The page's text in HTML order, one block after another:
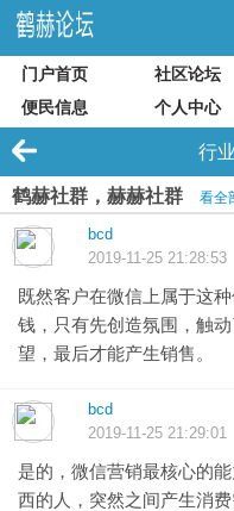
门户首页 社区论坛
便民信息
个人中心
行
鹤赫社群，赫赫社群 看全
bcd
2019-11-25 21:28:53
既然客户在微信上属于这
钱，只有先创造氛围，触
望，最后才能产生销售。
bcd
2019-11-25 21:29:01
是的，微信营销最核心的
西的人，突然之间产生消费